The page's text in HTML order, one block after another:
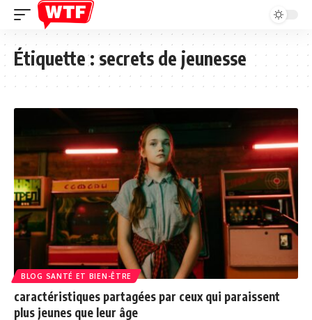
Étiquette :secrets de jeunesse
BLOG SANTÉ ET BIEN-ÊTRE
caractéristiques partagées par ceux qui paraissent
plus jeunes que leur âge